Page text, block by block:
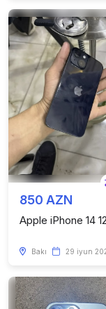
850 AZN
Apple iPhone 14
Bakı 29 iyun